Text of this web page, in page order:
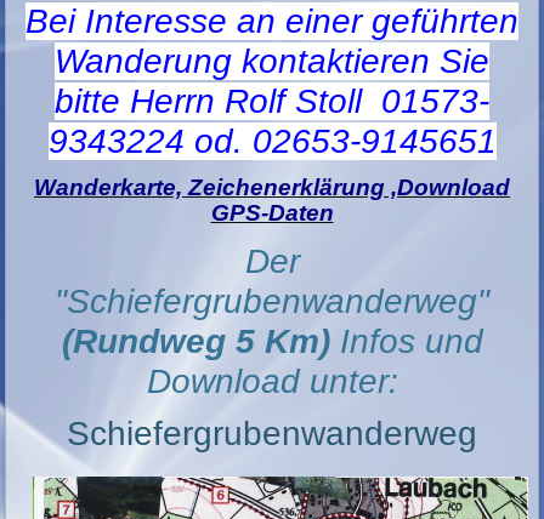
Bei Interesse an einer geführten
Wanderung kontaktieren Sie
bitte Herrn Rolf Stoll 01573-
9343224 od. 02653-9145651
Wanderkarte, Zeichenerklärung ,Download
GPS-Daten
Der
"Schiefergrubenwanderweg"
(Rundweg 5 Km)Infos und
Download unter:
Schiefergrubenwanderweg